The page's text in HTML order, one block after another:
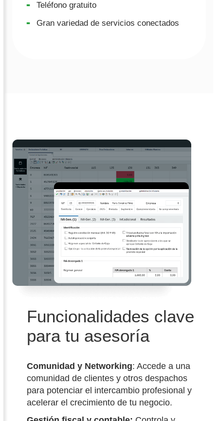
Teléfono gratuito
Gran variedad de servicios conectados
Funcionalidades clave
para tu asesoría
Comunidad y Networking: Accede a una
comunidad de clientes y otros despachos
para potenciar el intercambio profesional y
acelerar el crecimiento de tu negocio.